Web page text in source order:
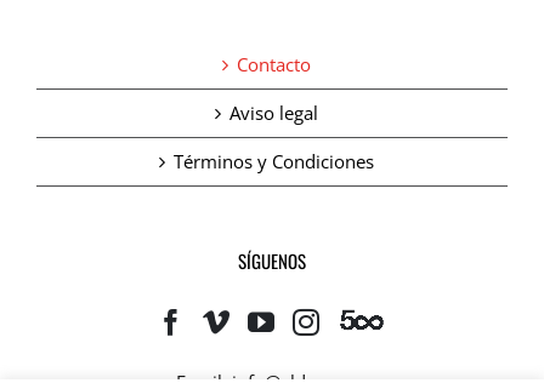
Contacto
Aviso legal
Términos y Condiciones
SÍGUENOS